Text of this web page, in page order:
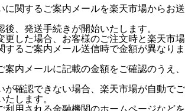
に関するご案内メールを楽天市場からお送
後、発送手続きが開始いたします。
更した場合、お客様のご注文時と楽天市場
するご案内メール送信時で金額が異なりま
案内メールに記載の金額をご確認のうえ、
が確認できない場合、楽天市場が自動でご
します。